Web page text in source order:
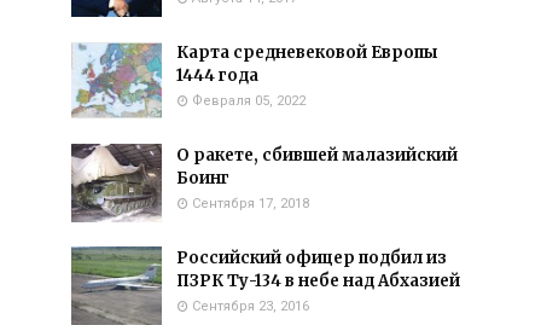
Карта средневековой Европы
1444 года
Февраля 05, 2022
О ракете, сбившей малазийский
Боинг
Сентября 17, 2018
Российский офицер подбил из
ПЗРК Ту-134 в небе над Абхазией
Сентября 23, 2016